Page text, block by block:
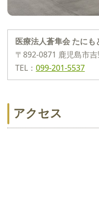
医療法人蒼隼会 たに
〒892-0871 鹿児島市
TEL： 099-201-5537
アクセス